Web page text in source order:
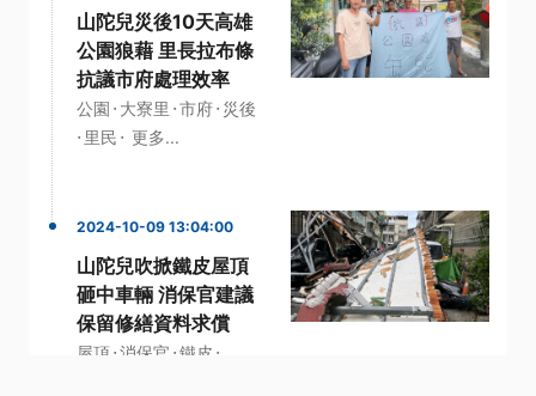
山陀兒災後10天高雄
公園狼藉 里長拉布條
抗議市府處理效率
公園 · 大寮里 ·市府· 災後
· 里民 · 更多...
2024-10-09 13:04:00
山陀兒吹掀鐵皮屋頂
砸中車輛 消保官建議
保留修繕資料求償
屋頂·消保官 ·鐵皮 ·